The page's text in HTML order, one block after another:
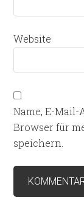
Website
Name, E-Mail-
Browser für
speichern.